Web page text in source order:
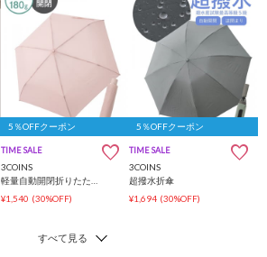
5％OFFクーポン
TIME SALE
3COINS
¥1,540 (30%OFF)
5％OFFクーポン
TIME SALE
3COINS
超撥水折傘
¥1,694 (30%OFF)